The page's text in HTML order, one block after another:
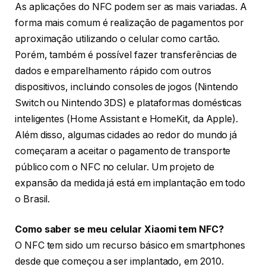
As aplicações do NFC podem ser as mais variadas. A
forma mais comum é realização de pagamentos por
aproximação utilizando o celular como cartão.
Porém, também é possível fazer transferências de
dados e emparelhamento rápido com outros
dispositivos, incluindo consoles de jogos (Nintendo
Switch ou Nintendo 3DS) e plataformas domésticas
inteligentes (Home Assistant e HomeKit, da Apple).
Além disso, algumas cidades ao redor do mundo já
começaram a aceitar o pagamento de transporte
público com o NFC no celular. Um projeto de
expansão da medida já está em implantação em todo
o Brasil.
Como saber se meu celular Xiaomi tem NFC?
O NFC tem sido um recurso básico em smartphones
desde que começou a ser implantado, em 2010.